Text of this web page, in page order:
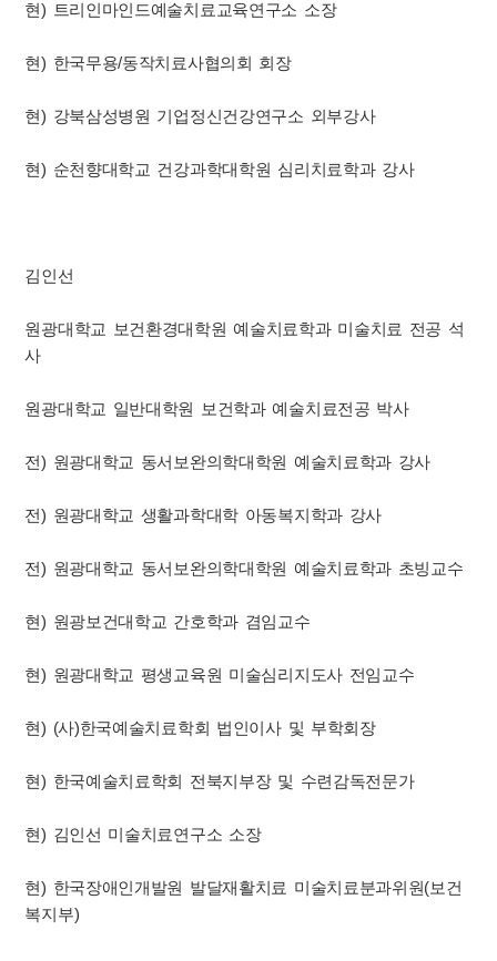
현) 트리인마인드예술치료교육연구소 소장
현) 한국무용/동작치료사협의회 회장
현) 강북삼성병원 기업정신건강연구소 외부강사
현) 순천향대학교 건강과학대학원 심리치료학과 강사
김인선
원광대학교 보건환경대학원 예술치료학과 미술치료 전공 석
사
원광대학교 일반대학원 보건학과 예술치료전공 박사
전) 원광대학교 동서보완의학대학원 예술치료학과 강사
전) 원광대학교 생활과학대학 아동복지학과 강사
전) 원광대학교 동서보완의학대학원 예술치료학과 초빙교수
현) 원광보건대학교 간호학과 겸임교수
현) 원광대학교 평생교육원 미술심리지도사 전임교수
현) (사)한국예술치료학회 법인이사 및 부학회장
현) 한국예술치료학회 전북지부장 및 수련감독전문가
현) 김인선 미술치료연구소 소장
현) 한국장애인개발원 발달재활치료 미술치료분과위원(보건
복지부)